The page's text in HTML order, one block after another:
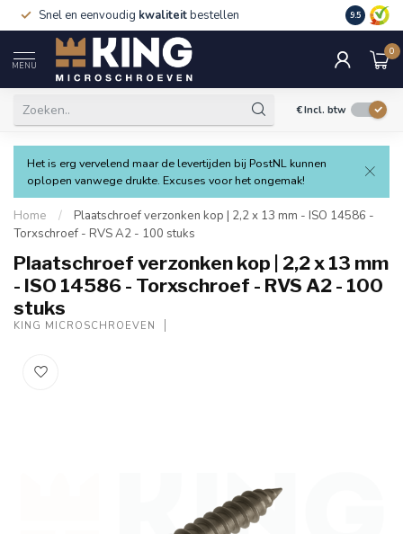
Snel en eenvoudig kwaliteitbestellen 9.5
MENU
0
€Incl. btw
Het is erg vervelend maar de levertijden bij PostNL kunnen
oplopen vanwege drukte. Excuses voor het ongemak!
Home /
Plaatschroef verzonken kop | 2,2 x 13 mm - ISO 14586 -
Torxschroef - RVS A2 - 100 stuks
Plaatschroef verzonken kop | 2,2 x 13 mm
- ISO 14586 - Torxschroef - RVS A2 - 100
stuks
KING MICROSCHROEVEN